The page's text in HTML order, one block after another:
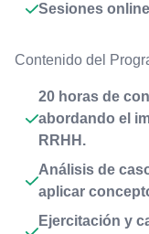
Sesiones
Contenido del
20 horas de
abordando el
RRHH.
Análisis de
aplicar
Ejercitación y